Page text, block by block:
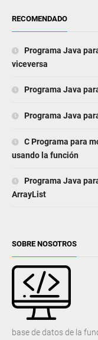
RECOMENDADO
Programa Java
viceversa
Programa Java
Programa Java
C Programa para
usando la función
Programa Java
ArrayList
SOBRE NOSOTROS
base de datos de la